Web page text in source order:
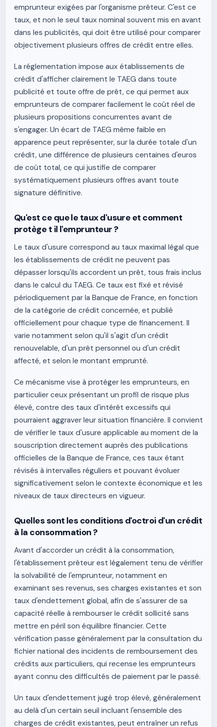
emprunteur exigées par l'organisme prêteur. C'est ce
taux, et non le seul taux nominal souvent mis en avant
dans les publicités, qui doit être utilisé pour comparer
objectivement plusieurs offres de crédit entre elles.
La réglementation impose aux établissements de
crédit d'afficher clairement le TAEG dans toute
publicité et toute offre de prêt, ce qui permet aux
emprunteurs de comparer facilement le coût réel de
plusieurs propositions concurrentes avant de
s'engager. Un écart de TAEG même faible en
apparence peut représenter, sur la durée totale d'un
crédit, une différence de plusieurs centaines d'euros
de coût total, ce qui justifie de comparer
systématiquement plusieurs offres avant toute
signature définitive.
Qu'est ce que le taux d'usure et comment
protège t il l'emprunteur ?
Le taux d'usure correspond au taux maximal légal que
les établissements de crédit ne peuvent pas
dépasser lorsqu'ils accordent un prêt, tous frais inclus
dans le calcul du TAEG. Ce taux est fixé et révisé
périodiquement par la Banque de France, en fonction
de la catégorie de crédit concernée, et publié
officiellement pour chaque type de financement. Il
varie notamment selon qu'il s'agit d'un crédit
renouvelable, d'un prêt personnel ou d'un crédit
affecté, et selon le montant emprunté.
Ce mécanisme vise à protéger les emprunteurs, en
particulier ceux présentant un profil de risque plus
élevé, contre des taux d'intérêt excessifs qui
pourraient aggraver leur situation financière. Il convient
de vérifier le taux d'usure applicable au moment de la
souscription directement auprès des publications
officielles de la Banque de France, ces taux étant
révisés à intervalles réguliers et pouvant évoluer
significativement selon le contexte économique et les
niveaux de taux directeurs en vigueur.
Quelles sont les conditions d'octroi d'un crédit
à la consommation ?
Avant d'accorder un crédit à la consommation,
l'établissement prêteur est légalement tenu de vérifier
la solvabilité de l'emprunteur, notamment en
examinant ses revenus, ses charges existantes et son
taux d'endettement global, afin de s'assurer de sa
capacité réelle à rembourser le crédit sollicité sans
mettre en péril son équilibre financier. Cette
vérification passe généralement par la consultation du
fichier national des incidents de remboursement des
crédits aux particuliers, qui recense les emprunteurs
ayant connu des difficultés de paiement par le passé.
Un taux d'endettement jugé trop élevé, généralement
au delà d'un certain seuil incluant l'ensemble des
charges de crédit existantes, peut entraîner un refus